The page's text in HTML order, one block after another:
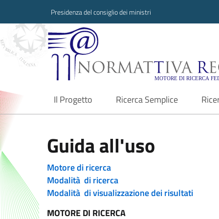
Presidenza del consiglio dei ministri
Normattiva
Il Progetto
current Ricerca Semplice
Guida all'uso
Motore di ricerca
Modalità di ricerca
Modalità di visualizzazione dei risultati
MOTORE DI RICERCA